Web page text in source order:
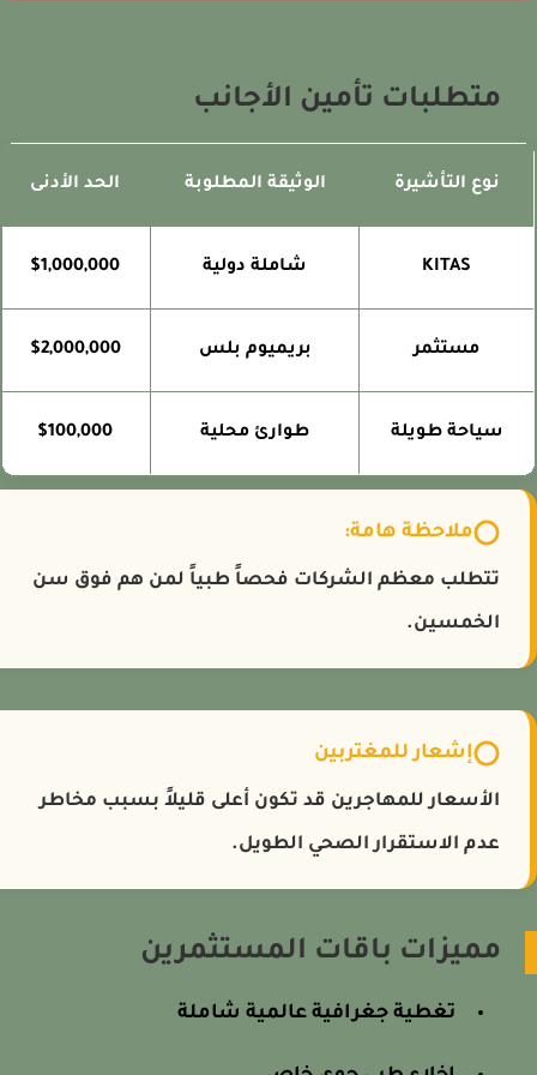
متطلبات تأمين الأجانب
نوع التأشيرة الوثيقة المطلوبة الحد الأدنى
KITAS شاملة دولية $1,000,000
مستثمر بريميوم بلس $2,000,000
سياحة طويلة طوارئ محلية $100,000
ملاحظة هامة:
تتطلب معظم الشركات فحصاً طبياً لمن هم فوق سن
الخمسين.
إشعار للمغتربين
الأسعار للمهاجرين قد تكون أعلى قليلاً بسبب مخاطر
عدم الاستقرار الصحي الطويل.
مميزات باقات المستثمرين
تغطية جغرافية عالمية شاملة